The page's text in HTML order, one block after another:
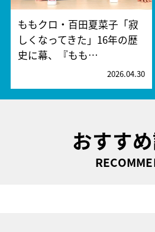
ももクロ・百田夏菜子「寂
しくなってきた」16年の歴
史に幕、『もも…
2026.04.30
おすす